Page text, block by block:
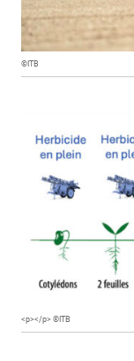
©ITB
<p></p> ©ITB